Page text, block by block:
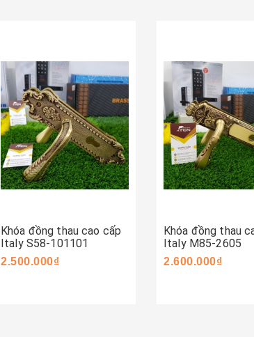
Khóa đồng thau cao cấp
Italy S58-101101
2.500.000₫
Khóa đồng thau
Italy M85-2605
2.600.000₫